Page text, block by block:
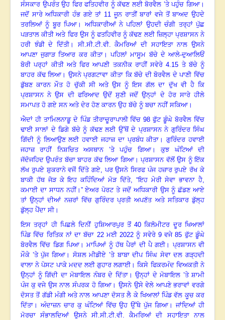
ਸੰਸਕਾਰ ਉਪਰੰਤ ਉਹ ਫਿਰ ਫਤਿਹਵੀਰ ਨੂੰ ਕੱਢਣ ਲਈ ਬੋਰਵੈਲ ’ਤੇ ਪਹੁੰਚ ਗਿਆ।
ਜਦੋਂ ਸਾਰੇ ਅਧਿਕਾਰੀ ਹੰਭ ਗਏ ਤਾਂ 11 ਜੂਨ ਰਾਤੀਂ ਬਾਰਾਂ ਵਜੇ ਤੋਂ ਬਾਅਦ ਉਹਦੇ
ਤਰਲਿਆਂ ਨੂੰ ਬੂਰ ਪਿਆ। ਅਧਿਕਾਰੀਆਂ ਨੇ ਪਹਿਲਾਂ ਉਹਦੀ ਚੰਗੀ ਤਰ੍ਹਾਂ ਪੁੱਛ
ਪੜਤਾਲ ਕੀਤੀ ਅਤੇ ਫਿਰ ਉਸ ਨੂੰ ਫਤਹਿਵੀਰ ਨੂੰ ਕੱਢਣ ਲਈ ਜ਼ਿਲ੍ਹਾ ਪ੍ਰਸ਼ਾਸਨ ਨੇ
ਹਰੀ ਝੰਡੀ ਦੇ ਦਿੱਤੀ। ਸੀ.ਸੀ.ਟੀ.ਵੀ. ਕੈਮਰਿਆਂ ਦੀ ਸਹਾਇਤਾ ਨਾਲ ਉਸਨੇ
ਆਪਣਾ ਜੁਗਾੜ ਤਿਆਰ ਕਰ ਕੀਤਾ।ਪਹਿਲਾਂ ਮਾਸੂਮ ਬੱਚੇ ਦੇ ਆਲੇ-ਦੁਆਲਿਓਂ
ਬੋਰੀ ਪਰ੍ਹਾਂ ਕੀਤੀ ਅਤੇ ਫਿਰ ਆਪਣੀ ਤਕਨੀਕ ਰਾਹੀਂ ਸਵੇਰੇ 4.15 ਤੇ ਬੱਚੇ ਨੂੰ
ਬਾਹਰ ਕੱਢ ਲਿਆ। ਉਸਨੇ ਪ੍ਰਗਟਾਵਾ ਕੀਤਾ ਕਿ ਬੱਚੇ ਦੀ ਬੋਰਵੈਲ ਦੇ ਪਾਣੀ ਵਿੱਚ
ਡੁੱਬਣ ਕਾਰਨ ਮੌਤ ਹੋ ਚੁੱਕੀ ਸੀ ਅਤੇ ਉਸ ਨੂੰ ਇਸ ਗੱਲ ਦਾ ਦੁੱਖ ਵੀ ਹੈ ਕਿ
ਪ੍ਰਸ਼ਾਸਨ ਨੇ ਉਸ ਦੀ ਫਰਿਆਦ ਉਦੋਂ ਸੁਣੀ ਜਦੋਂ ਉਨ੍ਹਾਂ ਦੇ ਹੋਰ ਸਾਰੇ ਹੀਲੇ
ਸਮਾਪਤ ਹੋ ਗਏ ਸਨ ਅਤੇ ਦੇਰ ਹੋਣ ਕਾਰਨ ਉਹ ਬੱਚੇ ਨੂੰ ਬਚਾ ਨਹੀਂ ਸਕਿਆ।
ਐਦਾਂ ਹੀ ਤਾਮਿਲਨਾਡੂ ਦੇ ਪਿੰਡ ਤੀਰਾਚੂਰਾਪਾਲੀ ਵਿੱਚ 98 ਫੁੱਟ ਡੂੰਘੇ ਬੋਰਵੈਲ ਵਿੱਚ
ਢਾਈ ਸਾਲਾਂ ਦੇ ਡਿਗੇ ਬੱਚੇ ਨੂੰ ਕੱਢਣ ਲਈ ਉੱਥੋਂ ਦੇ ਪ੍ਰਸ਼ਾਸਨ ਨੇ ਗੁਰਿੰਦਰ ਸਿੰਘ
ਗਿੱਦੀ ਨੂੰ ਲਿਆਉਣ ਲਈ ਹਵਾਈ ਜਹਾਜ਼ ਦਾ ਪ੍ਰਬੰਧ ਕੀਤਾ ।ਗੁਰਿੰਦਰ ਹਵਾਈ
ਜਹਾਜ਼ ਰਾਹੀਂ ਨਿਸ਼ਚਿਤ ਅਸਥਾਨ ’ਤੇ ਪਹੁੰਚ ਗਿਆ।ਕੁਝ ਘੰਟਿਆਂ ਦੀ
ਜੱਦੋਜਹਿਦ ਉਪਰੰਤ ਬੱਚਾ ਬਾਹਰ ਕੱਢ ਲਿਆ ਗਿਆ। ਪ੍ਰਸ਼ਾਸਨ ਵੱਲੋਂ ਉਸ ਨੂੰ ਇੱਕ
ਲੱਖ ਰੁਪਏ ਸ਼ੁਕਰਾਨੇ ਵਜੋਂ ਦਿੱਤੇ ਗਏ, ਪਰ ਉਸਨੇ ਸਿਰਫ ਪੰਜ ਹਜ਼ਾਰ ਰੁਪਏ ਰੱਖ ਕੇ
ਬਾਕੀ ਹੱਥ ਜੋੜ ਕੇ ਇਹ ਕਹਿੰਦਿਆਂ ਮੋੜ ਦਿੱਤੇ, “ਇਹ ਮੇਰੀ ਸੇਵਾ ਭਾਵਨਾ ਹੈ,
ਕਮਾਈ ਦਾ ਸਾਧਨ ਨਹੀਂ। ” ਏਅਰ ਪੋਰਟ ਤੇ ਜਦੋਂ ਅਧਿਕਾਰੀ ਉਸ ਨੂੰ ਛੱਡਣ ਆਏ
ਤਾਂ ਉਨ੍ਹਾਂ ਦੀਆਂ ਨਜ਼ਰਾਂ ਵਿੱਚ ਗੁਰਿੰਦਰ ਪ੍ਰਤੀ ਅਪਣੱਤ ਅਤੇ ਸਤਿਕਾਰ ਡੁੱਲ੍ਹ
ਡੁੱਲ੍ਹ ਪੈਂਦਾ ਸੀ।
ਇਸ ਤਰ੍ਹਾਂ ਹੀ ਪਿਛਲੇ ਦਿਨੀਂ ਹੁਸ਼ਿਆਰਪੁਰ ਤੋਂ 40 ਕਿਲੋਮੀਟਰ ਦੂਰ ਖਿਆਲਾਂ
ਪਿੰਡ ਵਿੱਚ ਰਿਤਿਕ ਨਾਂ ਦਾ ਬੱਚਾ 22 ਮਈ 2022 ਨੂੰ ਸਵੇਰੇ 9 ਵਜੇ 85 ਫੁੱਟ ਡੂੰਘੇ
ਬੋਰਵੈਲ ਵਿੱਚ ਡਿਗ ਪਿਆ।ਮਾਪਿਆਂ ਨੂੰ ਹੱਥ ਪੈਰਾਂ ਦੀ ਪੈ ਗਈ। ਪ੍ਰਸ਼ਾਸਨ ਵੀ
ਮੌਕੇ ’ਤੇ ਪੁੱਜ ਗਿਆ। ਸੋਸ਼ਲ ਮੀਡੀਏ ’ਤੇ ਬਾਬਾ ਦੀਪ ਸਿੰਘ ਸੇਵਾ ਦਲ ਗੜ੍ਹਦੀ
ਵਾਲਾ ਨੇ ਪੋਸਟ ਪਾਕੇ ਮਦਦ ਲਈ ਗੁਹਾਰ ਲਗਾਈ।ਕਿਸੇ ਫਿਕਰਮੰਦ ਵਿਅਕਤੀ ਨੇ
ਉਨ੍ਹਾਂ ਨੂੰ ਗਿੱਦੀ ਦਾ ਮੋਬਾਇਲ ਨੰਬਰ ਦੇ ਦਿੱਤਾ। ਉਨ੍ਹਾਂ ਦੇ ਮੋਬਾਇਲ ’ਤੇ ਸ਼ਾਮੀ
ਪੰਜ ਕੁ ਵਜੇ ਉਸ ਨਾਲ ਸੰਪਰਕ ਹੋ ਗਿਆ। ਉਸਨੇ ਉਸੇ ਵੇਲੇ ਆਪਣੇ ਭਰਾਵਾਂ ਵਰਗੇ
ਦੋਸਤ ਤੋਂ ਗੱਡੀ ਮੰਗੀ ਅਤੇ ਨਾਲ ਆਪਣਾ ਦੋਸਤ ਲੈ ਕੇ ਖਿਆਲਾਂ ਪਿੰਡ ਵੱਲ ਕੂਚ ਕਰ
ਦਿੱਤਾ । ਅੰਦਾਜ਼ਨ ਚਾਰ ਕੁ ਘੰਟਿਆਂ ਵਿੱਚ ਉਹ ਉੱਥੇ ਪੁੱਜ ਗਿਆ।ਜਾਂਦਿਆਂ ਹੀ
ਮੋਰਚਾ ਸੰਭਾਲਦਿਆਂ ਉਸਨੇ ਸੀ.ਸੀ.ਟੀ.ਵੀ. ਕੈਮਰਿਆਂ ਦੀ ਸਹਾਇਤਾ ਨਾਲ